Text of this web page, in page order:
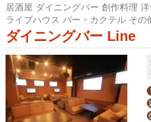
居酒屋 ダイニングバー 創作料理
ライブハウス バー・カクテル その
ダイニングバー Line